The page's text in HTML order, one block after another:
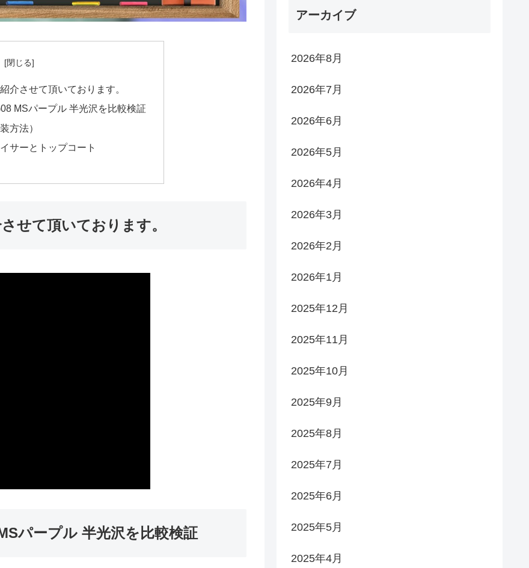
介させて頂いております。
MSパープル 半光沢を比較検証
方法）
サーとトップコート
せて頂いております。
パープル 半光沢を比較検証
アーカイブ
2026年8月
2026年7月
2026年6月
2026年5月
2026年4月
2026年3月
2026年2月
2026年1月
2025年12月
2025年11月
2025年10月
2025年9月
2025年8月
2025年7月
2025年6月
2025年5月
2025年4月